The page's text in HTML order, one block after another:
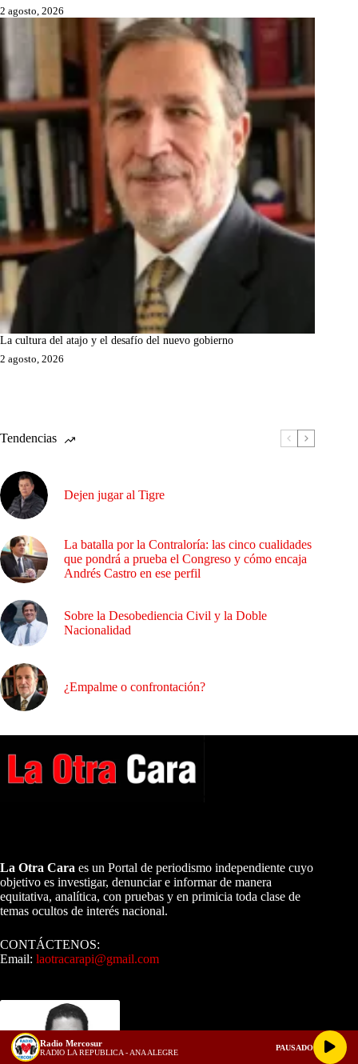
2 agosto, 2026
La cultura del atajo y el desafío del nuevo gobierno
2 agosto, 2026
Tendencias
Dejen jugar al Tigre
La batalla por la Contraloría: las cinco cualidades
que pondrá a prueba el Congreso y cómo encaja
Andrés Castro en ese perfil
Sobre la Desobediencia Civil y la Doble
Nacionalidad
¿Empalme o confrontación?
La Otra Cara es un Portal de periodismo independiente cuyo
objetivo es investigar, denunciar e informar de manera
equitativa, analítica, con pruebas y en primicia toda clase de
temas ocultos de interés nacional.
CONTÁCTENOS:
Email: laotracarapi@gmail.com
Radio Mercosur
RADIO LA REPUBLICA - ANA ALEGRE
PAUSADO